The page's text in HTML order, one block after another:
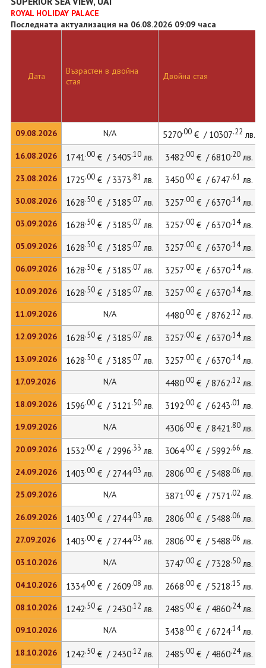
ROYAL HOLIDAY PALACE
Последната актуализация на 06.08.2026 09:09 часа
Дата
09.08.2026
16.08.2026
23.08.2026
30.08.2026
03.09.2026
05.09.2026
06.09.2026
10.09.2026
11.09.2026
12.09.2026
13.09.2026
17.09.2026
18.09.2026
19.09.2026
20.09.2026
24.09.2026
25.09.2026
26.09.2026
27.09.2026
03.10.2026
04.10.2026
08.10.2026
09.10.2026
18.10.2026
Възрастен в двойна
стая
Двойна стая
N/A 5270.00€ / 10307.22 лв.
1741.00€ / 3405.10лв. 3482.00€ / 6810.20лв.
1725.00€ / 3373.81 лв. 3450.00€ / 6747.61 лв.
1628.50€ / 3185.07 лв. 3257.00€ / 6370.14лв.
1628.50€ / 3185.07 лв. 3257.00€ / 6370.14лв.
1628.50€ / 3185.07 лв. 3257.00€ / 6370.14лв.
1628.50€ / 3185.07 лв. 3257.00€ / 6370.14лв.
1628.50€ / 3185.07 лв. 3257.00€ / 6370.14лв.
N/A 4480.00€ / 8762.12 лв.
1628.50€ / 3185.07 лв. 3257.00€ / 6370.14лв.
1628.50€ / 3185.07 лв. 3257.00€ / 6370.14лв.
N/A 4480.00€ / 8762.12 лв.
1596.00€ / 3121.50лв. 3192.00€ / 6243.01 лв.
N/A 4306.00€ / 8421.80лв.
1532.00€ / 2996.33 лв. 3064.00€ / 5992.66 лв.
1403.00€ / 2744.03 лв. 2806.00€ / 5488.06 лв.
N/A 3871.00€ / 7571.02 лв.
1403.00€ / 2744.03 лв. 2806.00€ / 5488.06 лв.
1403.00€ / 2744.03 лв. 2806.00€ / 5488.06 лв.
N/A 3747.00€ / 7328.50лв.
1334.00€ / 2609.08 лв. 2668.00€ / 5218.15 лв.
1242.50€ / 2430.12 лв. 2485.00€ / 4860.24лв.
N/A 3438.00€ / 6724.14лв.
1242.50€ / 2430.12 лв. 2485.00€ / 4860.24лв.